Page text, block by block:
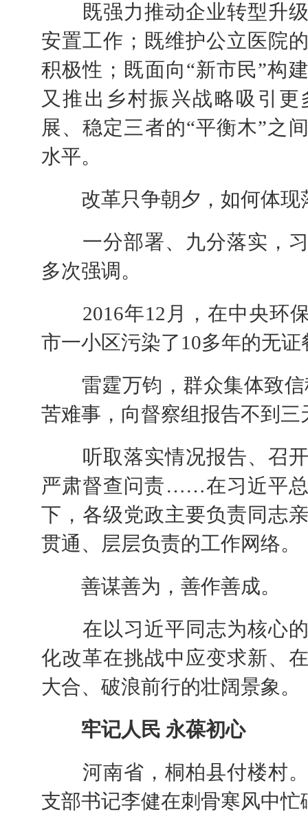
既强力推动企业转型升级
安置工作；既维护公立医院
积极性；既面向“新市民”构
又推出乡村振兴战略吸引
展、稳定三者的“平衡木”之
水平。
改革只争朝夕，如何体现
一分部署、九分落实，习
多次强调。
2016年12月，在中央环保
市一小区污染了10多年的无
雷霆万钧，群众集体致信
苦难事，向督察组报告不到
听取落实情况报告、召开
严肃督查问责……在习近平
下，各级党政主要负责同志
贯通、层层负责的工作网络。
善谋善为，善作善成。
在以习近平同志为核心的
化改革在挑战中应变求新、
大合、破浪前行的壮阔景象。
牢记人民 永葆初心
河南省，桐柏县付楼村。
支部书记李健在刺骨寒风中